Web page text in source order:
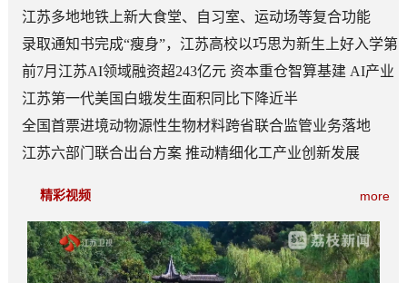
江苏多地地铁上新大食堂、自习室、运动场等复合功能
——从“客流通道”到“生活场景”
录取通知书完成“瘦身”，江苏高校以巧思为新生上好入学第
一课
前7月江苏AI领域融资超243亿元 资本重仓智算基建 AI产业
底盘夯实
江苏第一代美国白蛾发生面积同比下降近半
全国首票进境动物源性生物材料跨省联合监管业务落地
江苏六部门联合出台方案 推动精细化工产业创新发展
more
精彩视频